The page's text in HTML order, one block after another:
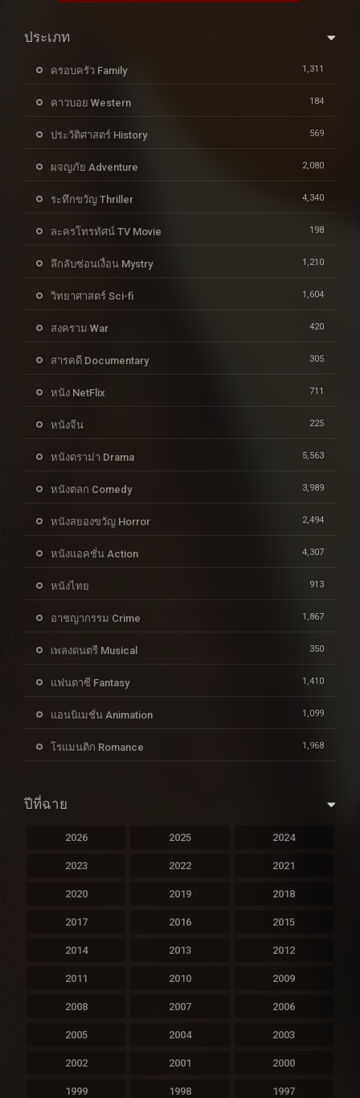
ประเภท
ครอบครัว Family 1,311
คาวบอย Western 184
ประวัติศาสตร์ History 569
ผจญภัย Adventure 2,080
ระทึกขวัญ Thriller 4,340
ละครโทรทัศน์ TV Movie 198
ลึกลับซ่อนเงื่อน Mystry 1,210
วิทยาศาสตร์ Sci-fi 1,604
สงคราม War 420
สารคดี Documentary 305
หนัง NetFlix 711
หนังจีน 225
หนังดราม่า Drama 5,563
หนังตลก Comedy 3,989
หนังสยองขวัญ Horror 2,494
หนังแอคชั่น Action 4,307
หนังไทย 913
อาชญากรรม Crime 1,867
เพลงดนตรี Musical 350
แฟนตาซี Fantasy 1,410
แอนนิเมชั่น Animation 1,099
โรแมนติก Romance 1,968
ปีที่ฉาย
2026 2025 2024
2023 2022 2021
2020 2019 2018
2017 2016 2015
2014 2013 2012
2011 2010 2009
2008 2007 2006
2005 2004 2003
2002 2001 2000
1999 1998 1997